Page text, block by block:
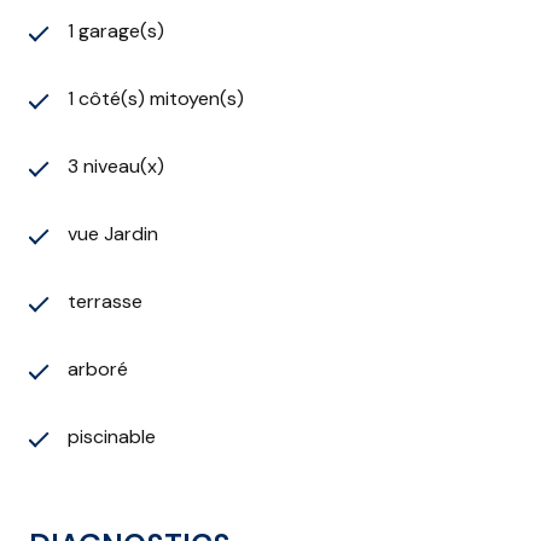
rénovations et aux acquéreurs en quête d'un projet à
1 garage(s)
1 côté(s) mitoyen(s)
3 niveau(x)
vue Jardin
terrasse
arboré
piscinable